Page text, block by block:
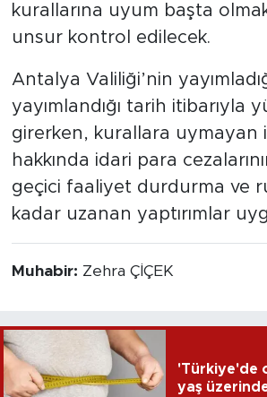
kurallarına uyum başta
unsur kontrol edilecek.
Antalya Valiliği’nin
yayımlandığı tarih itibarıyla
girerken, kurallara uymayan
hakkında idari para
geçici faaliyet durdurma ve
kadar uzanan yaptırımlar
Muhabir: Zehra ÇİÇEK
'Türkiye'de
yaş